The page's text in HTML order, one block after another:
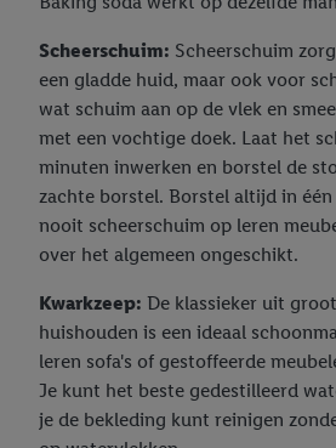
Scheerschuim: Scheerschuim
een gladde huid, maar ook voor
wat schuim aan op de vlek en
met een vochtige doek. Laat het
minuten inwerken en borstel de
zachte borstel. Borstel altijd in
nooit scheerschuim op leren
over het algemeen ongeschikt.
Kwarkzeep: De klassieker uit
huishouden is een ideaal
leren sofa's of gestoffeerde
Je kunt het beste gedestilleerd
je de bekleding kunt reinigen